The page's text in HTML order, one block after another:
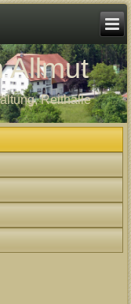
Allmut
Reithalle